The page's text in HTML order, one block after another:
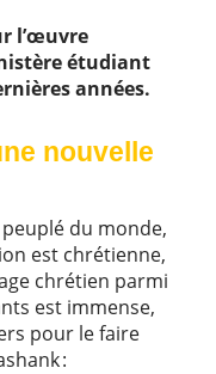
l’œuvre
étudiant
années.
nouvelle
du monde,
est chrétienne,
chrétien parmi
est immense,
pour le faire
: